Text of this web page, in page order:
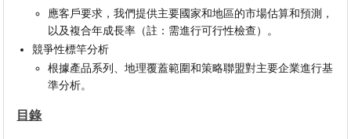
應客戶要求，我們提供主要國家和地區的市場估算和預測，
以及複合年成長率（註：需進行可行性檢查）。
競爭性標竿分析
根據產品系列、地理覆蓋範圍和策略聯盟對主要企業進行基
準分析。
目錄